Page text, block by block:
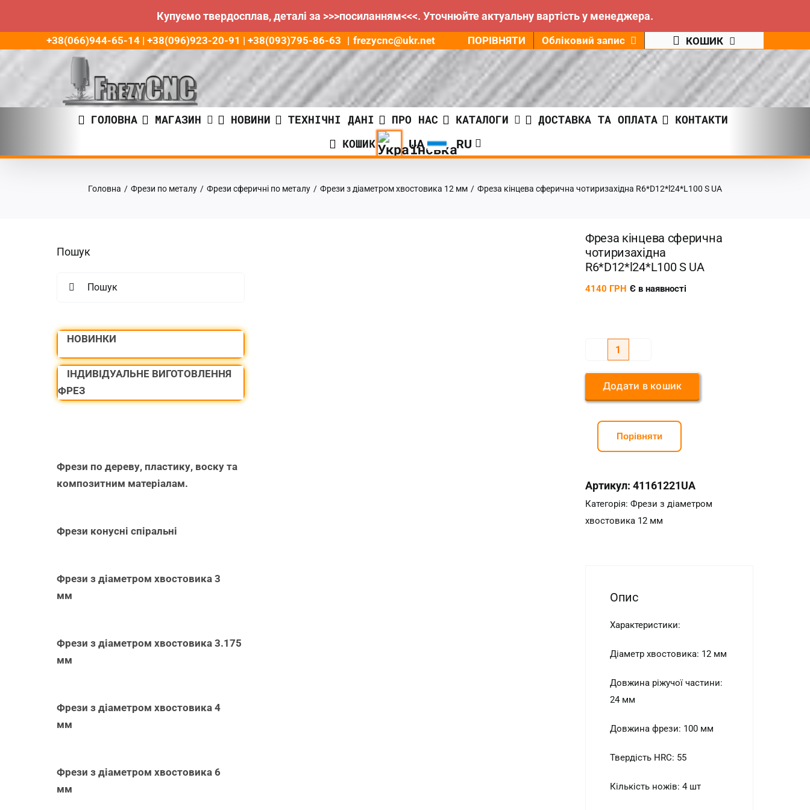
Купуємо твердосплав, деталі за >>>посиланням<<<. Уточнюйте актуальну вартість у менеджера.
Пропустити
контенту
+38(066)944-65-14 | +38(096)923-20-91 | +38(093)795-86-63 | frezycnc@ukr.net ПОРІВНЯТИ Обліковий запис КОШИК
ГОЛОВНА МАГАЗИН НОВИНИ ТЕХНІЧНІ ДАНІ ПРО НАС КАТАЛОГИ ДОСТАВКА ТА ОПЛАТА
КОНТАКТИ
КОШИК
Головна / Фрези по металу / Фрези сферичні по металу / Фрези з діаметром хвостовика 12 мм / Фреза кінцева сферична чотиризахідна R6*D12*l24*L100 S UA
Фреза кінцева сферична
чотиризахідна
R6*D12*l24*L100 S UA
4140 ГРН Є в наявності
кінцева
сферична
R6*D12*l24*L100
S
Додати в кошик
Порівняти
Артикул: 41161221UA
Категорія: Фрези з діаметром
хвостовика 12 мм
Опис
Характеристики:
Діаметр хвостовика: 12 мм
Довжина ріжучої частини:
24 мм
Довжина фрези: 100 мм
Твердість HRC: 55
Кількість ножів: 4 шт
Пошук
НОВИНКИ
ІНДИВІДУАЛЬНЕ ВИГОТОВЛЕННЯ
ФРЕЗ
Фрези по дереву, пластику, воску та
композитним матеріалам.
Фрези конусні спіральні
Фрези з діаметром хвостовика 3
мм
Фрези з діаметром хвостовика 3.175
мм
Фрези з діаметром хвостовика 4
мм
Фрези з діаметром хвостовика 6
мм